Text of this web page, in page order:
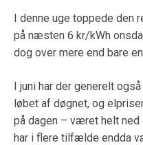
I denne uge toppede den
på næsten 6 kr/kWh
dog over mere end bare
I juni har der generelt
løbet af døgnet, og
på dagen – været helt ned
har i flere tilfælde endda